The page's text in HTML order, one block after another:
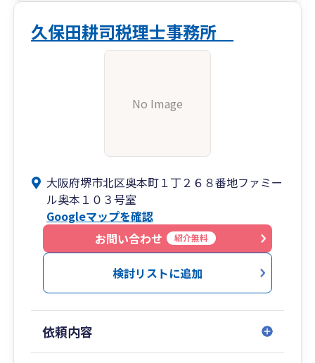
久保田耕司税理士事務所
No Image
大阪府堺市北区奥本町１丁２６８番地ファミー
ル奥本１０３号室
Googleマップを確認
お問い合わせ
紹介無料
検討リストに追加
依頼内容